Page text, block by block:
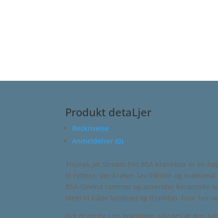
Produkt detaLjer
Beskrivelse
Anmeldelser (0)
Tripeak Jet Stream Pro BSA krankbox er en
til ryttere, der kræver lav friktion og maksimal
BSA-Gevind rammer og anvender keramiske
Ideel til både landevej og triathlon, hvor her
Det er en tre i en krankbox, således at den